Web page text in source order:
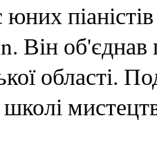
Він
області.